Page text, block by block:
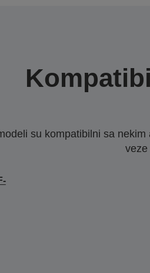
su kompatibilni sa
veze